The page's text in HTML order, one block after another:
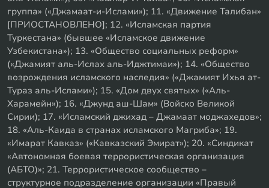
группа» («Джамаат-и-Ислами»); 11. «Движение Талибан»
[ПРИОСТАНОВЛЕНО]; 12. «Исламская партия
Туркестана» (бывшее «Исламское движение
Узбекистана»); 13. «Общество социальных реформ»
(«Джамият аль-Ислах аль-Иджтимаи»); 14. «Общество
возрождения исламского наследия» («Джамият Ихья ат-
Тураз аль-Ислами»); 15. «Дом двух святых» («Аль-
Харамейн»); 16. «Джунд аш-Шам» (Войско Великой
Сирии); 17. «Исламский джихад – Джамаат моджахедов»;
18. «Аль-Каида в странах исламского Магриба»; 19.
«Имарат Кавказ» («Кавказский Эмират»); 20. «Синдикат
«Автономная боевая террористическая организация
(АБТО)»; 21. Террористическое сообщество –
структурное подразделение организации «Правый